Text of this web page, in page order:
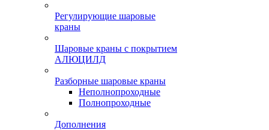
Регулирующие шаровые
краны
Шаровые краны с покрытием
АЛЮЦИЛД
Разборные шаровые краны
Неполнопроходные
Полнопроходные
Дополнения